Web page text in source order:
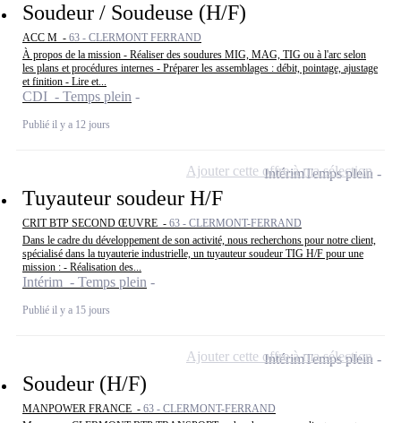
Soudeur / Soudeuse (H/F)
ACC M - 63 - CLERMONT FERRAND
À propos de la mission - Réaliser des soudures MIG, MAG, TIG ou à l'arc selon
les plans et procédures internes - Préparer les assemblages : débit, pointage, ajustage
et finition - Lire et...
CDI - Temps plein
Publié il y a 12 jours
Tuyauteur soudeur H/F
CRIT BTP SECOND ŒUVRE - 63 - CLERMONT-FERRAND
Dans le cadre du développement de son activité, nous recherchons pour notre client,
spécialisé dans la tuyauterie industrielle, un tuyauteur soudeur TIG H/F pour une
mission : - Réalisation des...
Intérim - Temps plein
Publié il y a 15 jours
IntérimTemps plein
Ajouter cette offre à ma sélection
Soudeur (H/F)
MANPOWER FRANCE - 63 - CLERMONT-FERRAND
IntérimTemps plein
Ajouter cette offre à ma sélection